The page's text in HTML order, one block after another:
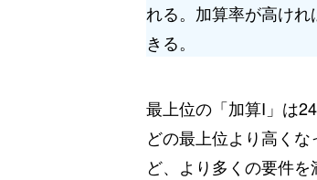
れる。加算率が高け
きる。
最上位の「加算I」は
どの最上位より高く
ど、より多くの要件を